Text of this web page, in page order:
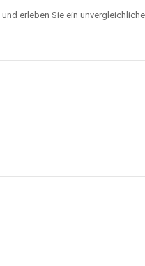
und erleben Sie ein